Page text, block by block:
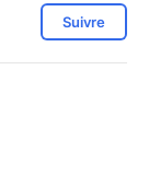
Suivre